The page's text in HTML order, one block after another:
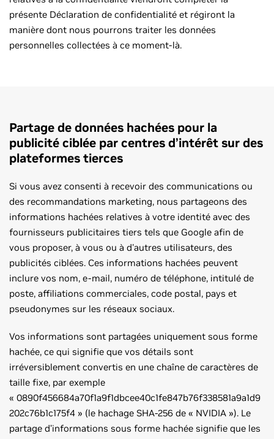
présente Déclaration de confidentialité et régiront la
manière dont nous pourrons traiter les données
personnelles collectées à ce moment-là.
Partage de données hachées pour la
publicité ciblée par centres d’intérêt sur des
plateformes tierces
Si vous avez consenti à recevoir des communications ou
des recommandations marketing, nous partageons des
informations hachées relatives à votre identité avec des
fournisseurs publicitaires tiers tels que Google afin de
vous proposer, à vous ou à d'autres utilisateurs, des
publicités ciblées. Ces informations hachées peuvent
inclure vos nom, e-mail, numéro de téléphone, intitulé de
poste, affiliations commerciales, code postal, pays et
pseudonymes sur les réseaux sociaux.
Vos informations sont partagées uniquement sous forme
hachée, ce qui signifie que vos détails sont
irréversiblement convertis en une chaîne de caractères de
taille fixe, par exemple
« 0890f456684a70f1a9f1dbcee40c1fe847b76f338581a9a1d9
202c76b1c175f4 » (le hachage SHA-256 de « NVIDIA »). Le
partage d’informations sous forme hachée signifie que les